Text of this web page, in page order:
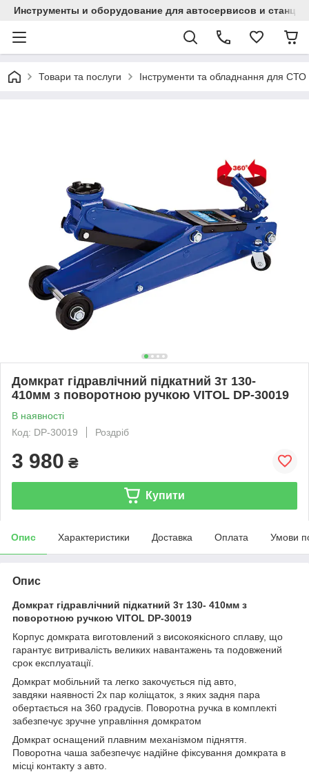
Инструменты и оборудование для автосервисов и
Товари та послуги Інструменти та обладнання для СТО
Домкрат гідравлічний підкатний 3т 130-
410мм з поворотною ручкою VITOL DP-30019
В наявності
Код: DP-30019
Роздріб
3 980 ₴
Купити
Опис Характеристики Доставка Оплата Умови
Опис
Домкрат гідравлічний підкатний 3т 130- 410мм з
поворотною ручкою VITOL DP-30019
Корпус домкрата виготовлений з високоякісного сплаву, що
гарантує витривалість великих навантажень та подовжений
срок експлуатації.
Домкрат мобільний та легко закочується під авто,
завдяки наявності 2х пар коліщаток, з яких задня пара
обертається на 360 градусів. Поворотна ручка в комплекті
забезпечує зручне управління домкратом
Домкрат оснащений плавним механізмом підняття.
Поворотна чаша забезпечує надійне фіксування домкрата в
місці контакту з авто.